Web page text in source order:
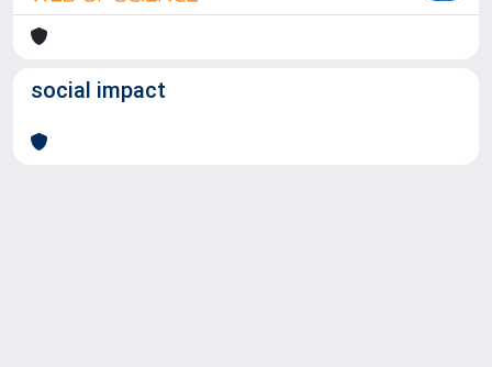
social impact